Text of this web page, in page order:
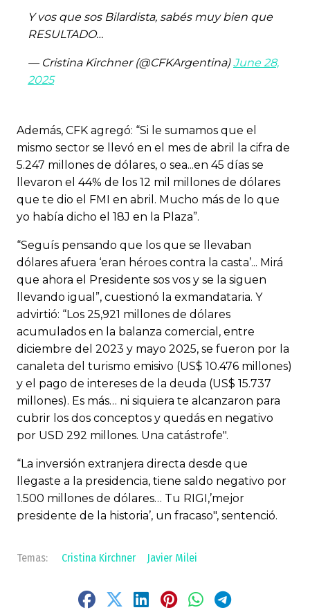
Y vos que sos Bilardista, sabés muy bien que
RESULTADO…
— Cristina Kirchner (@CFKArgentina)June 28,
2025
Además, CFK agregó: “Si le sumamos que el
mismo sector se llevó en el mes de abril la cifra de
5.247 millones de dólares, o sea...en 45 días se
llevaron el 44% de los 12 mil millones de dólares
que te dio el FMI en abril. Mucho más de lo que
yo había dicho el 18J en la Plaza”.
“Seguís pensando que los que se llevaban
dólares afuera ‘eran héroes contra la casta’... Mirá
que ahora el Presidente sos vos y se la siguen
llevando igual”, cuestionó la exmandataria. Y
advirtió: “Los 25,921 millones de dólares
acumulados en la balanza comercial, entre
diciembre del 2023 y mayo 2025, se fueron por la
canaleta del turismo emisivo (US$ 10.476 millones)
y el pago de intereses de la deuda (US$ 15.737
millones). Es más… ni siquiera te alcanzaron para
cubrir los dos conceptos y quedás en negativo
por USD 292 millones. Una catástrofe".
“La inversión extranjera directa desde que
llegaste a la presidencia, tiene saldo negativo por
1.500 millones de dólares… Tu RIGI,’mejor
presidente de la historia’, un fracaso", sentenció.
Cristina Kirchner Javier Milei